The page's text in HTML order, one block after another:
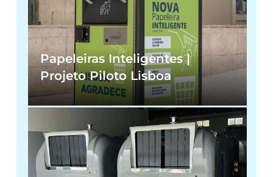
Papeleiras Inteligentes |
Projeto Piloto Lisboa